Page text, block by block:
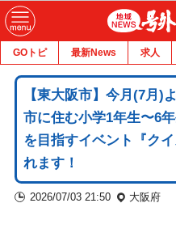
GOトピ 最新News 求人
【東大阪市】今月(7月)
市に住む小学1年生〜6
を目指すイベント『ク
れます！
2026/07/03 21:50 大阪府